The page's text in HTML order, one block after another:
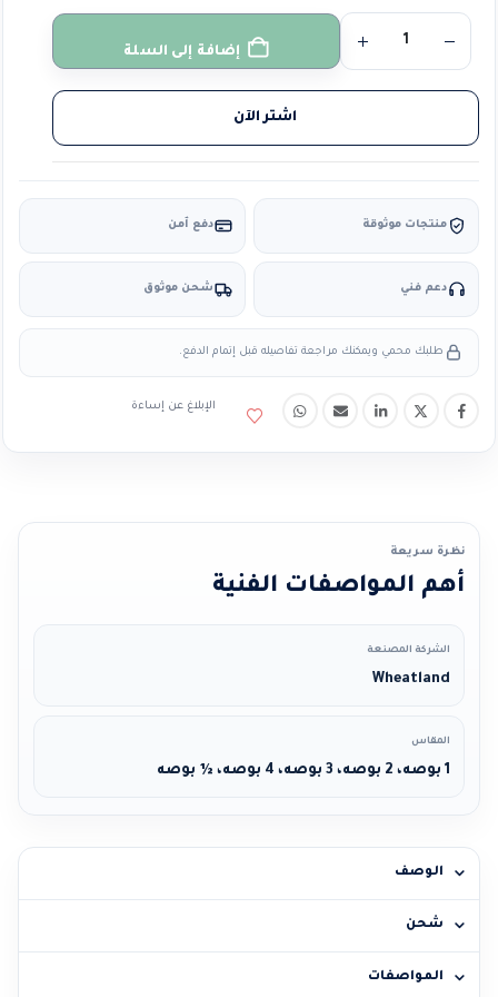
إضافة إلى السلة
اشتر الآن
منتجات موثوقة دفع آمن
دعم فني شحن موثوق
طلبك محمي ويمكنك مراجعة تفاصيله قبل إتمام الدفع.
الإبلاغ عن إساءة
نظرة سريعة
أهم المواصفات الفنية
الشركة المصنعة
Wheatland
المقاس
1 بوصه، 2 بوصه، 3 بوصه، 4 بوصه، ½ بوصه
الوصف
شحن
المواصفات